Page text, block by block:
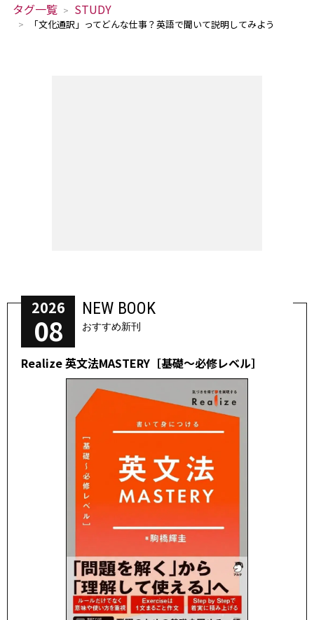
タグ一覧 STUDY
「文化通訳」ってどんな仕事？英語で聞いて説明してみよう
2026
08
NEW BOOK
おすすめ新刊
Realize 英文法MASTERY［基礎～必修レベル］